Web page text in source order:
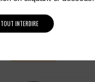
TOUT INTERDIRE